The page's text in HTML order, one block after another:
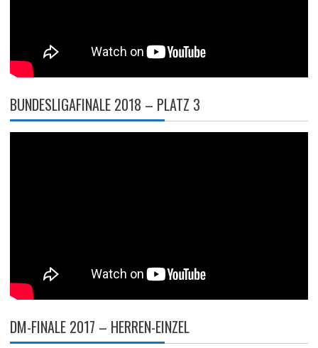
BUNDESLIGAFINALE 2018 – PLATZ 3
DM-FINALE 2017 – HERREN-EINZEL